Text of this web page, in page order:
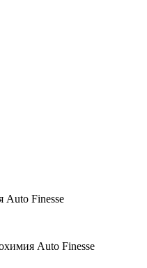
Finesse
Auto Finesse